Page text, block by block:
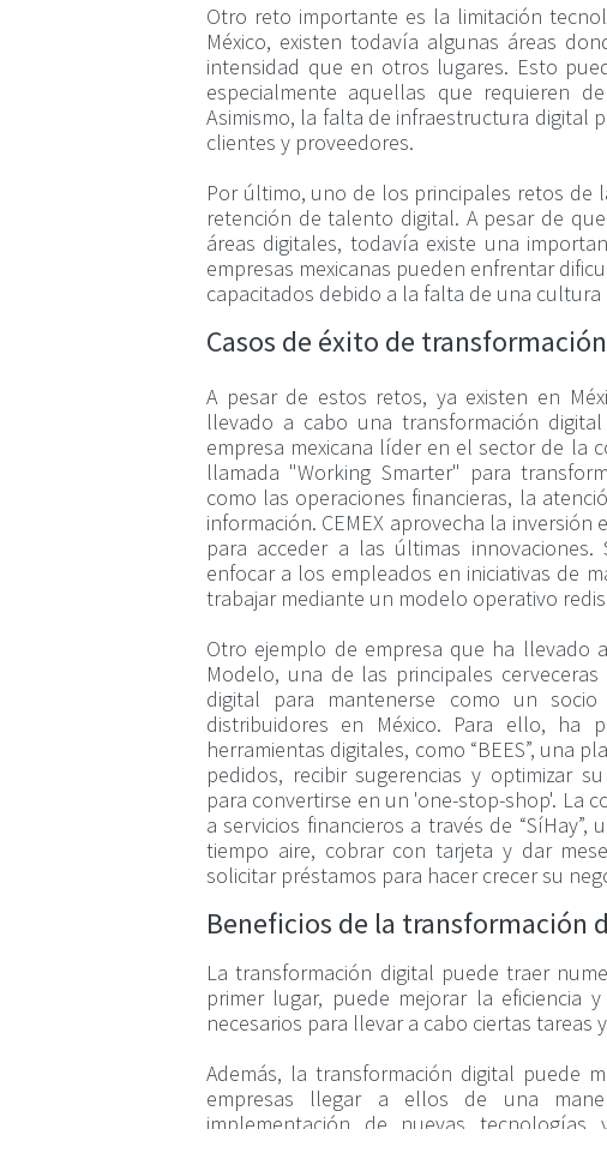
Otro reto importante es la limitación
México, existen todavía algunas áreas
intensidad que en otros lugares. Esto
especialmente aquellas que requieren
Asimismo, la falta de infraestructura digital
clientes y proveedores.
Por último, uno de los principales retos de
retención de talento digital. A pesar de
áreas digitales, todavía existe una
empresas mexicanas pueden enfrentar
capacitados debido a la falta de una cultura
Casos de éxito de
A pesar de estos retos, ya existen en
llevado a cabo una transformación
empresa mexicana líder en el sector de la
llamada "Working Smarter" para
como las operaciones financieras, la
información. CEMEX aprovecha la
para acceder a las últimas
enfocar a los empleados en iniciativas de
trabajar mediante un modelo operativo
Otro ejemplo de empresa que ha llevado
Modelo, una de las principales
digital para mantenerse como un
distribuidores en México. Para ello, ha
herramientas digitales, como “BEES”, una
pedidos, recibir sugerencias y optimizar
para convertirse en un 'one-stop-shop'. La
a servicios financieros a través de
tiempo aire, cobrar con tarjeta y dar
solicitar préstamos para hacer crecer su
Beneficios de la transformación
La transformación digital puede traer
primer lugar, puede mejorar la eficiencia
necesarios para llevar a cabo ciertas tareas
Además, la transformación digital puede
empresas llegar a ellos de una
implementación de nuevas
ROIE®️ Return On Investment Engine